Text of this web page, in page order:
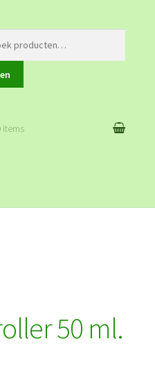
items
50 ml.